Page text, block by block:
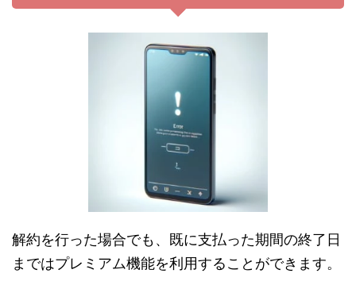
解約を行った場合でも、既に支払った期間の終了日
まではプレミアム機能を利用することができます。